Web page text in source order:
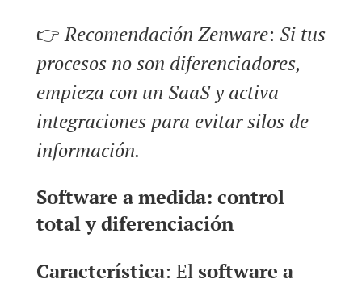
👉Recomendación Zenware: Si tus
procesos no son diferenciadores,
empieza con un SaaS y activa
integraciones para evitar silos de
información.
Software a medida: control
total y diferenciación
Característica: Elsoftware a